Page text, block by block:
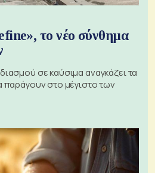
το νέο σύνθημα
σε καύσιμα αναγκάζει τα
παράγουν στο μέγιστο των